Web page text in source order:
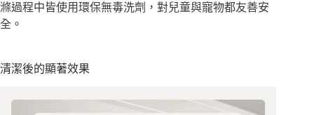
滌過程中皆使用環保無毒洗劑，對兒童與寵物都友善安
全。
清潔後的顯著效果